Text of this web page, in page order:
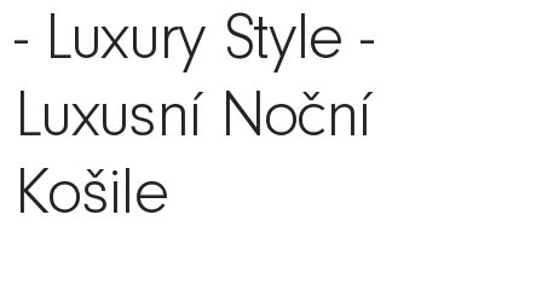
- Luxury Style -
Luxusní Noční
Košile